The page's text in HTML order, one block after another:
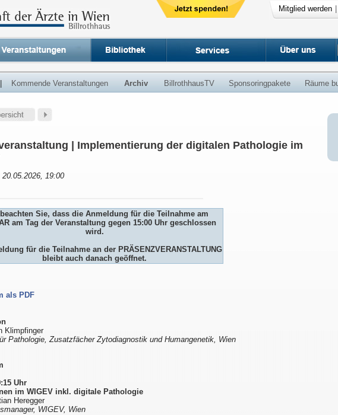
Mitglied werden
Kommende Veranstaltungen Archiv BillrothhausTV Sponsoringpakete Räume
| Implementierung der digitalen Pathologie im
19:00
Sie, dass die Anmeldung für die Teilnahme am
am Tag der Veranstaltung gegen 15:00 Uhr geschlossen
wird.
für die Teilnahme an der PRÄSENZVERANSTALTUNG
bleibt auch danach geöffnet.
als PDF
Klimpfinger
Pathologie, Zusatzfächer Zytodiagnostik und Humangenetik, Wien
Uhr
im WIGEV inkl. digitale Pathologie
Heregger
WIGEV, Wien